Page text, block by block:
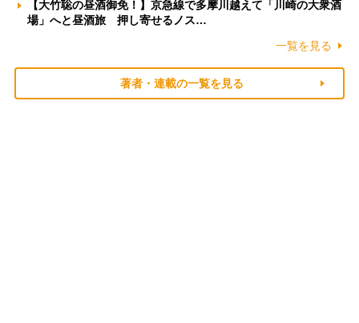
【大竹聡の昼酒御免！】京急線で多摩川越えて「川崎の大衆酒
場」へと昼酒旅 押し寄せるノス…
一覧を見る
著者・連載の一覧を見る